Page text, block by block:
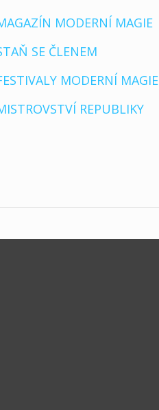
MODERNÍ MAGIE
SE ČLENEM
MODERNÍ MAGIE
REPUBLIKY